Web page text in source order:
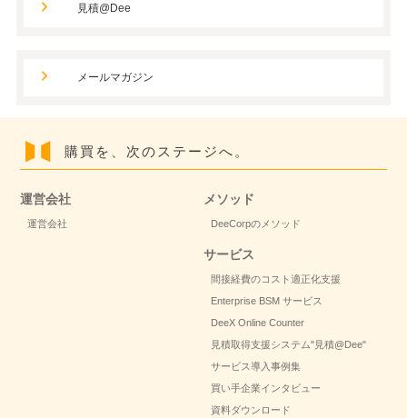
見積@Dee
メールマガジン
購買を、次のステージへ。
運営会社
運営会社
メソッド
DeeCorpのメソッド
サービス
間接経費のコスト適正化支援
Enterprise BSM サービス
DeeX Online Counter
見積取得支援システム"見積@Dee"
サービス導入事例集
買い手企業インタビュー
資料ダウンロード